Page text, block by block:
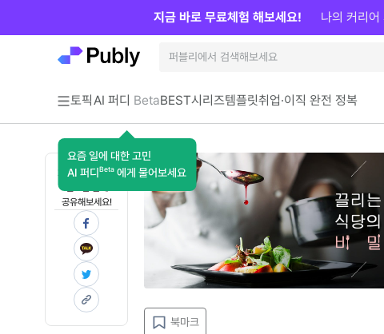
토픽AI 퍼디 Beta
요즘 일에 대한 고민
AI 퍼디 Beta 에게 물어보세요
BEST시리즈템플릿취업·이직 완전 정복
지금 바로 무료체험 해보세요! 나의 커리어
지금 인사이트가
공유해보세요!
북마크